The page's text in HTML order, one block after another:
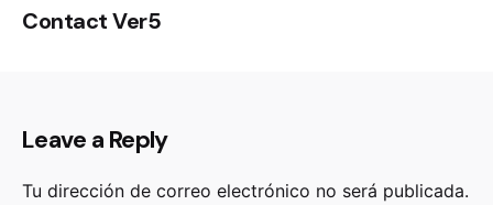
Contact Ver5
Leave a Reply
Tu dirección de correo electrónico no será publicada.